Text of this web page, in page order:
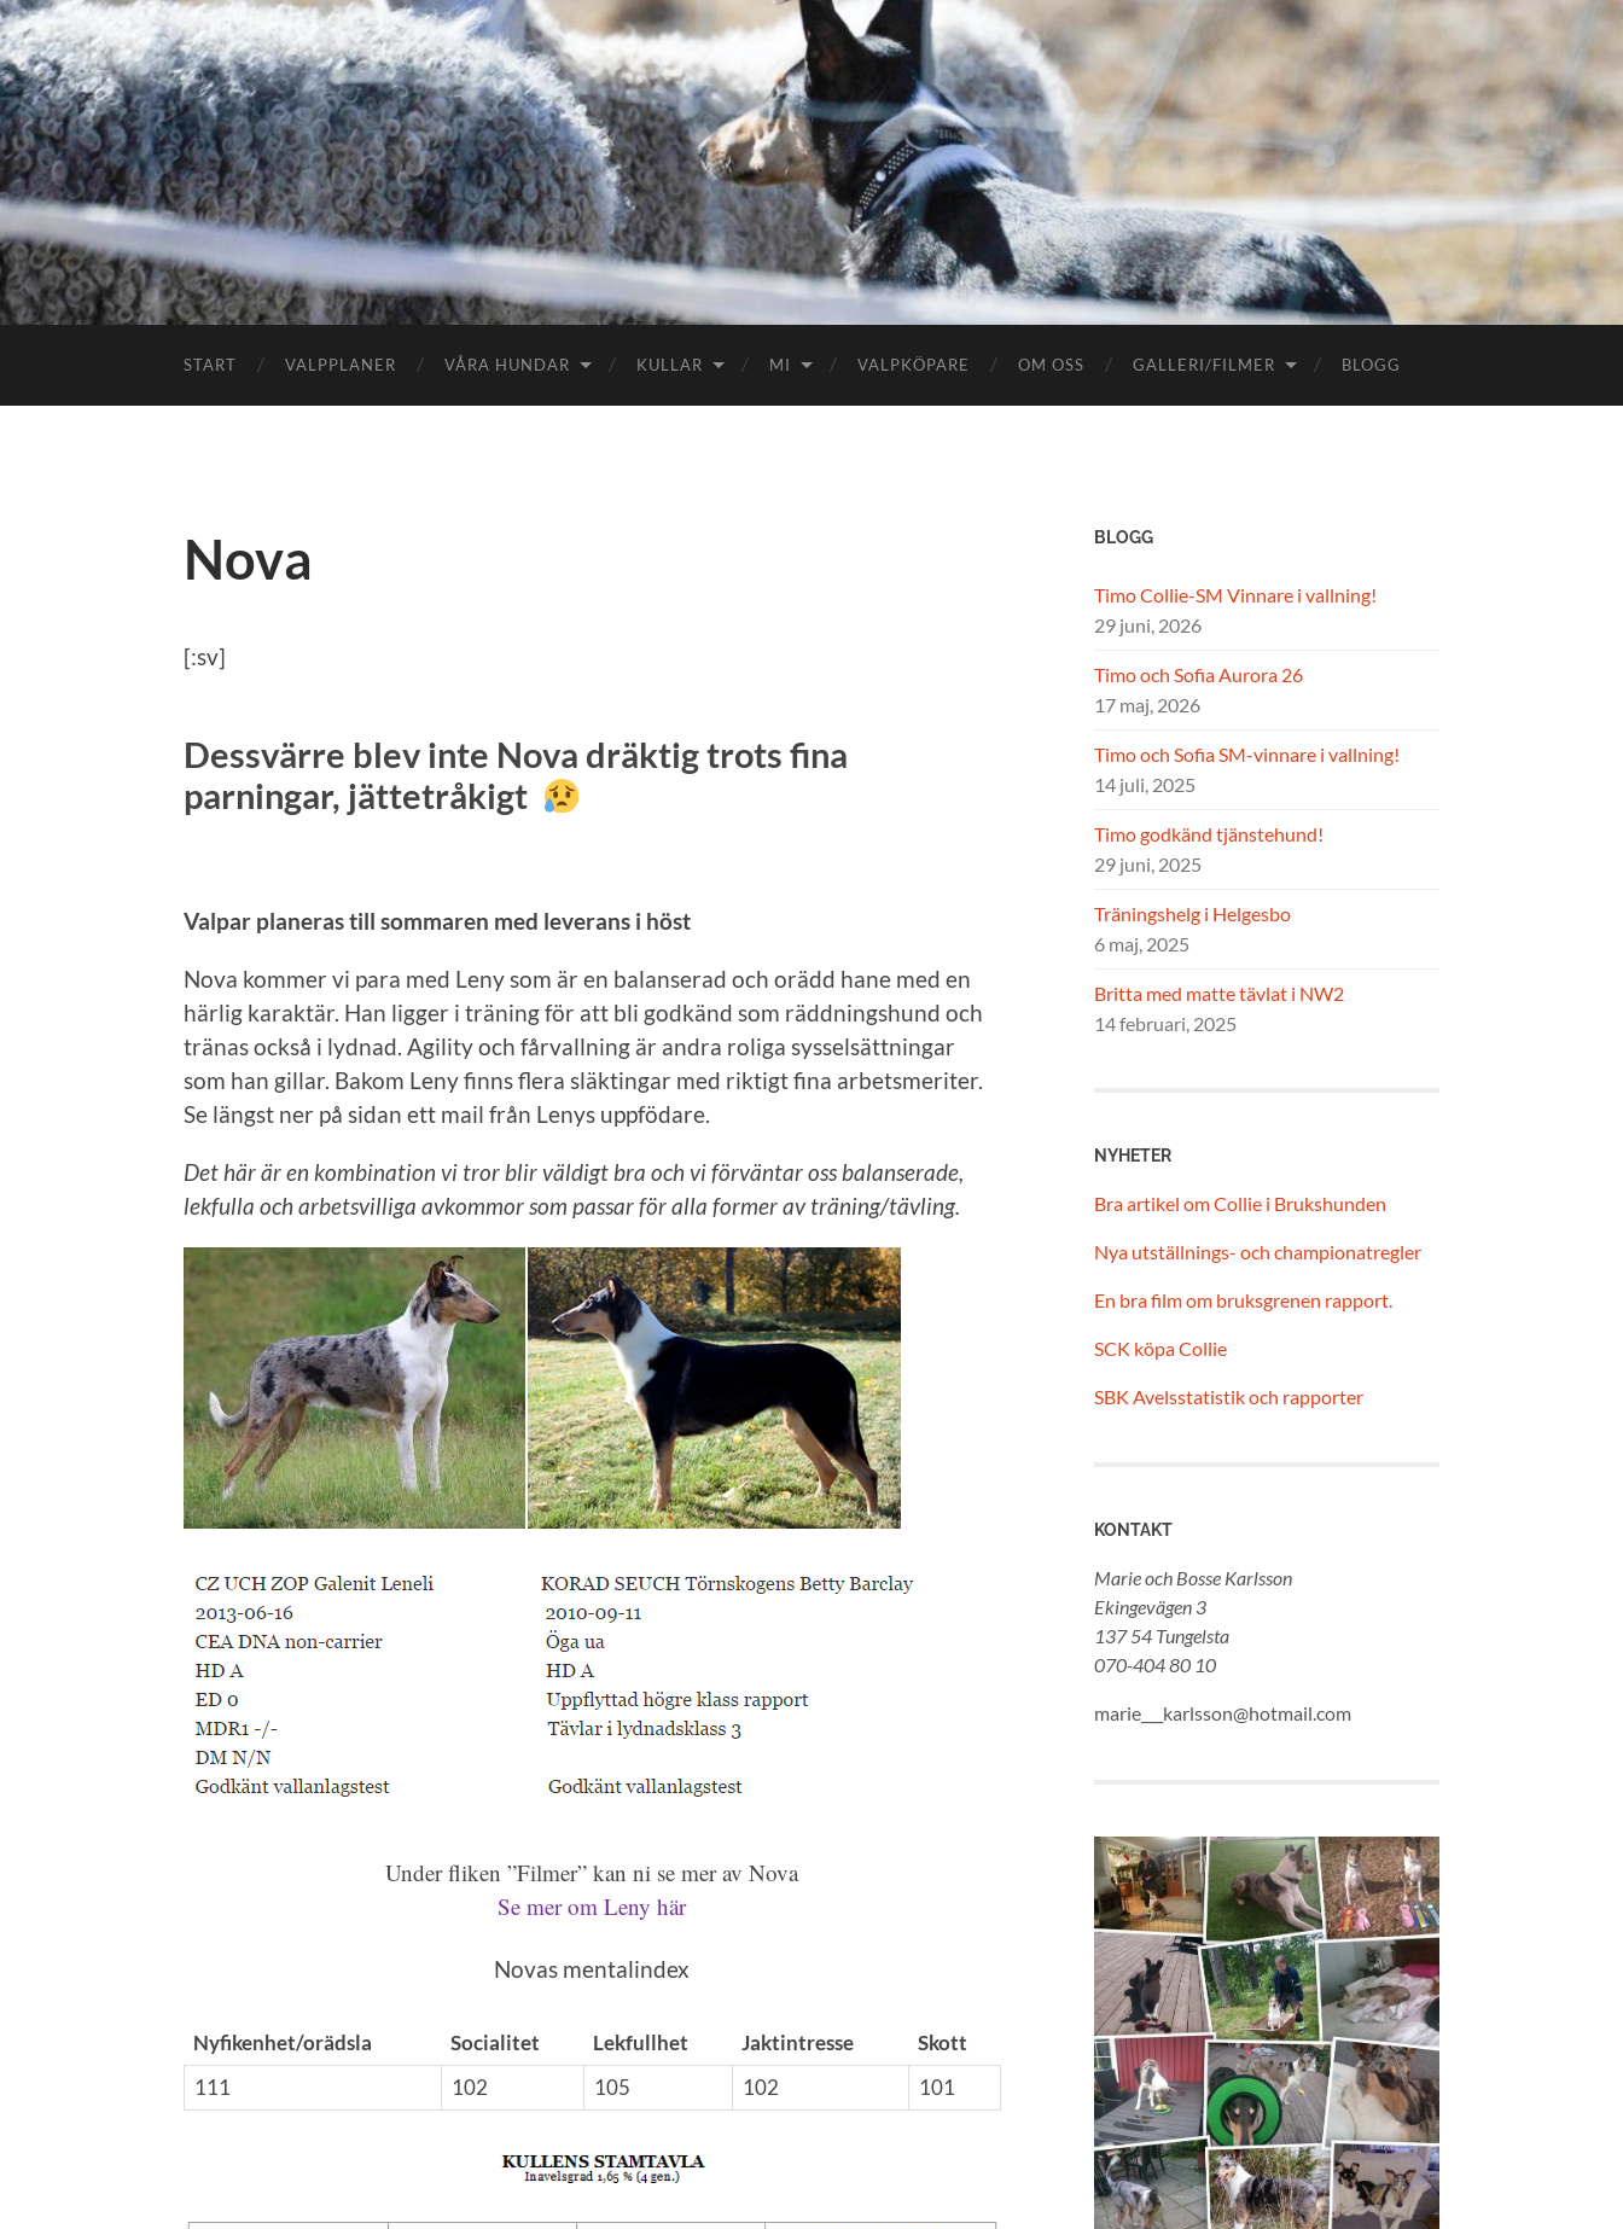
START VALPPLANER VÅRA HUNDAR KULLAR MI VALPKÖPARE OM OSS GALLERI/FILMER BLOGG
Nova
[:sv]
Dessvärre blev inte Nova dräktig trots fina
parningar, jättetråkigt
Valpar planeras till sommaren med leverans i höst
Nova kommer vi para med Leny som är en balanserad och orädd hane med en
härlig karaktär. Han ligger i träning för att bli godkänd som räddningshund och
tränas också i lydnad. Agility och fårvallning är andra roliga sysselsättningar
som han gillar. Bakom Leny finns flera släktingar med riktigt fina arbetsmeriter.
Se längst ner på sidan ett mail från Lenys uppfödare.
Det här är en kombination vi tror blir väldigt bra och vi förväntar oss balanserade,
lekfulla och arbetsvilliga avkommor som passar för alla former av träning/tävling.
Under fliken ”Filmer” kan ni se mer av Nova
Se mer om Leny här
Novas mentalindex
Nyfikenhet/orädsla Socialitet Lekfullhet Jaktintresse
Skott
111
102 105 102 101
BLOGG
Timo Collie-SM Vinnare i vallning!
29 juni, 2026
Timo och Sofia Aurora 26
17 maj, 2026
Timo och Sofia SM-vinnare i vallning!
14 juli, 2025
Timo godkänd tjänstehund!
29 juni, 2025
Träningshelg i Helgesbo
6 maj, 2025
Britta med matte tävlat i NW2
14 februari, 2025
NYHETER
Bra artikel om Collie i Brukshunden
Nya utställnings- och championatregler
En bra film om bruksgrenen rapport.
SCK köpa Collie
SBK Avelsstatistik och rapporter
KONTAKT
Marie och Bosse Karlsson
Ekingevägen 3
137 54 Tungelsta
070-404 80 10
marie___karlsson@hotmail.com